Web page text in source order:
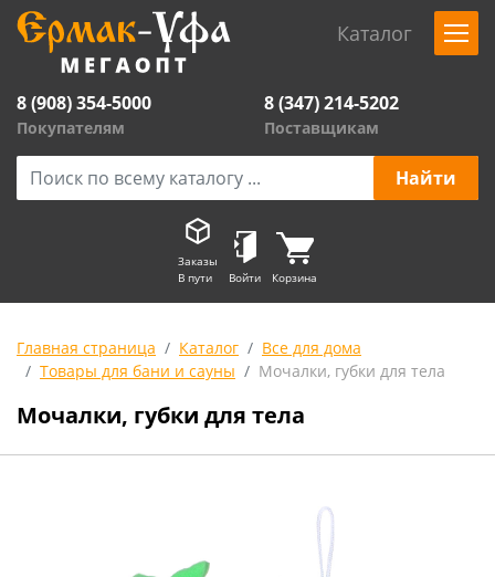
Каталог
8 (908) 354-5000
Покупателям
8 (347) 214-5202
Поставщикам
Заказы
В пути
Войти Корзина
Главная страница Каталог
Все для дома
Товары для бани и сауны
Мочалки, губки для тела
Мочалки, губки для тела